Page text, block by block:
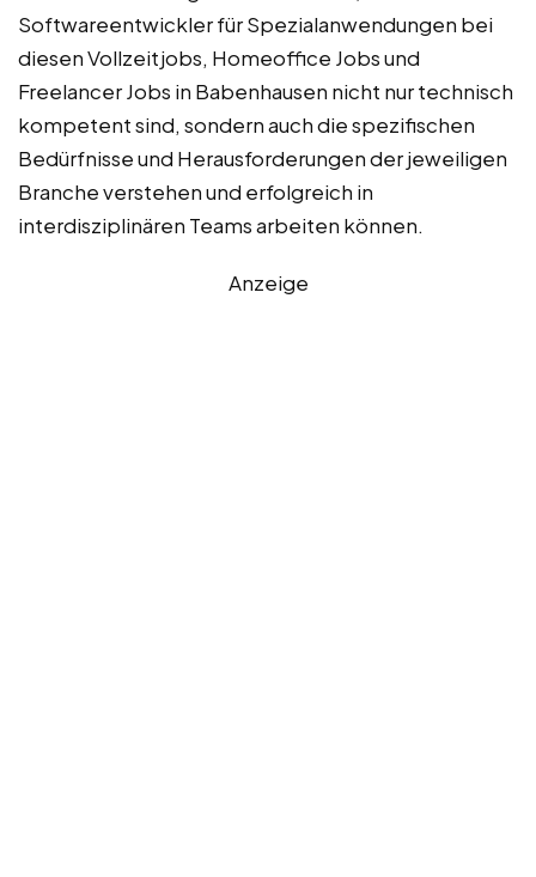
Softwareentwickler für Spezialanwendungen bei
diesen Vollzeitjobs, Homeoffice Jobs und
Freelancer Jobs in Babenhausen nicht nur technisch
kompetent sind, sondern auch die spezifischen
Bedürfnisse und Herausforderungen der jeweiligen
Branche verstehen und erfolgreich in
interdisziplinären Teams arbeiten können.
Anzeige